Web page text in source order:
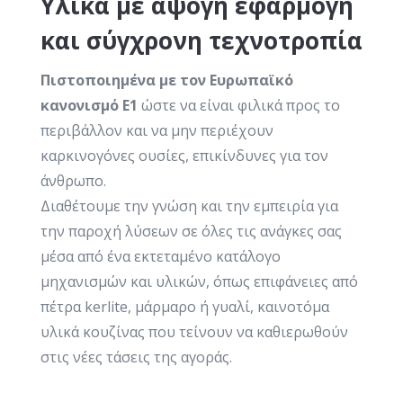
και σύγχρονη τεχνοτροπία
Πιστοποιημένα με τον Ευρωπαϊκό
κανονισμό Ε1 ώστε να είναι φιλικά προς το
περιβάλλον και να μην περιέχουν
καρκινογόνες ουσίες, επικίνδυνες για τον
άνθρωπο.
Διαθέτουμε την γνώση και την εμπειρία για
την παροχή λύσεων σε όλες τις ανάγκες σας
μέσα από ένα εκτεταμένο κατάλογο
μηχανισμών και υλικών, όπως επιφάνειες από
πέτρα kerlite, μάρμαρο ή γυαλί, καινοτόμα
υλικά κουζίνας που τείνουν να καθιερωθούν
στις νέες τάσεις της αγοράς.